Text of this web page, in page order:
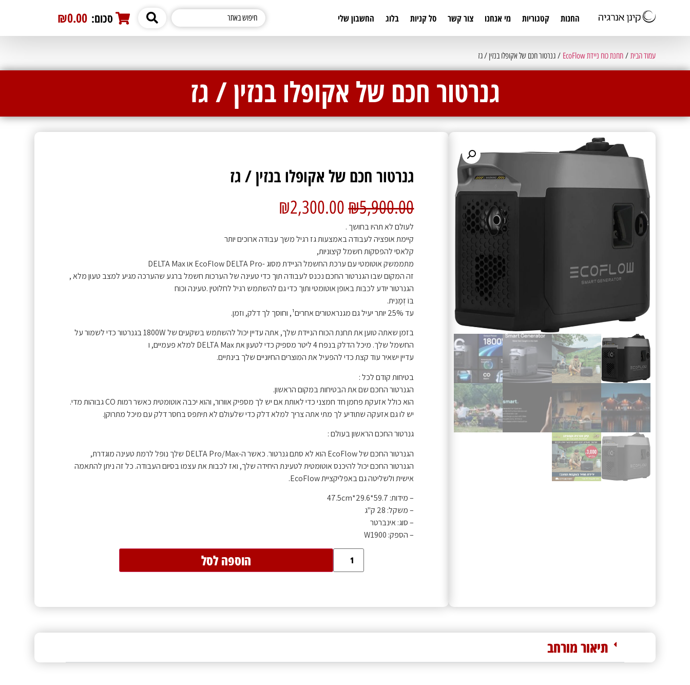
החנות קטגוריות מי אנחנו צור קשר סל קניות בלוג החשבון שלי סכום: 0
₪0.00
עמוד הבית /תחנת כוח ניידת EcoFlow / גנרטור חכם של אקופלו בנזין / גז
גנרטור חכם של אקופלו בנזין / גז
גנרטור חכם של אקופלו בנזין / גז
₪5,900.00
₪2,300.00
לעולם לא תהיו בחושך .
קיימת אופציה לעבודה באמצעות גז רגיל משך עבודה ארוכים יותר
קלאסי להפסקות חשמל קיצוניות,
מתממשק אוטומטי עם ערכת החשמל הניידת מסוג -EcoFlow DELTA Pro או DELTA Max
זה המקום שבו הגנרטור החכם נכנס לעבודה תוך כדי טעינה של הערכות חשמל ברגע שהערכה מגיע למצב טעון מלא ,
הגנרטור יודע לכבות באופן אוטומטי ותוך כדי גם להשתמש רגיל לחלוטין .טעינה וכוח
בּוֹ זְמַנִית.
עד 25% יותר יעיל גם מגנראטורים אחרים¹, וחוסך לך דלק, וזמן.
בזמן שאתה טוען את תחנת הכוח הניידת שלך, אתה עדיין יכול להשתמש בשקעים של 1800W בגנרטור כדי לשמור על
החשמל שלך. מיכל הדלק בנפח 4 ליטר מספיק כדי לטעון את DELTA Max למלא פעמיים, ו
עדיין ישאיר עוד קצת כדי להפעיל את המוצרים החיוניים שלך בינתיים.
בטיחות קודם לכל :
הגנרטור החכם שם את הבטיחות במקום הראשון.
הוא כולל אזעקת פחמן חד חמצני כדי לאותת אם יש לך מספיק אוורור, והוא יכבה אוטומטית כאשר רמות CO גבוהות מדי.
יש לו גם אזעקה שתודיע לך מתי אתה צריך למלא דלק כדי שלעולם לא תיתפס בחסר דלק עם מיכל מתרוקן.
גנרטור החכם הראשון בעולם :
הגנרטור החכם של EcoFlow הוא לא סתם גנרטור. כאשר ה-DELTA Pro/Max שלך נופל לרמת טעינה מוגדרת,
הגנרטור החכם יכול להיכנס אוטומטית לטעינת היחידה שלך, ואז לכבות את עצמו בסיום העבודה. כל זה ניתן להתאמה
אישית ולשליטה גם באפליקציית EcoFlow.
– מידות: 59.7*29.6*47.5cm
– משקל: 28 ק"ג
– סוג: אינברטר
– הספק: W1900
הוספה לסל
תיאור מורחב